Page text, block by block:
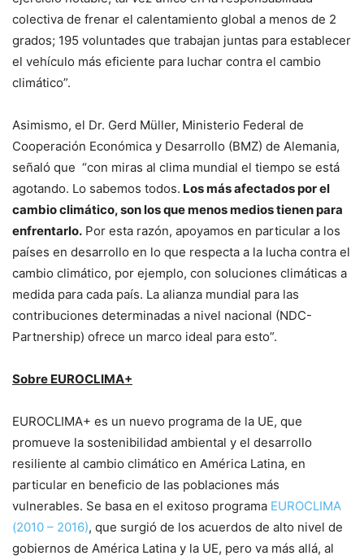
colectiva de frenar el calentamiento global a menos de 2
grados; 195 voluntades que trabajan juntas para establecer
el vehículo más eficiente para luchar contra el cambio
climático”.
Asimismo, el Dr. Gerd Müller, Ministerio Federal de
Cooperación Económica y Desarrollo (BMZ) de Alemania,
señaló que “con miras al clima mundial el tiempo se está
agotando. Lo sabemos todos. Los más afectados por el
cambio climático, son los que menos medios tienen para
enfrentarlo. Por esta razón, apoyamos en particular a los
países en desarrollo en lo que respecta a la lucha contra el
cambio climático, por ejemplo, con soluciones climáticas a
medida para cada país. La alianza mundial para las
contribuciones determinadas a nivel nacional (NDC-
Partnership) ofrece un marco ideal para esto”.
Sobre EUROCLIMA+
EUROCLIMA+ es un nuevo programa de la UE, que
promueve la sostenibilidad ambiental y el desarrollo
resiliente al cambio climático en América Latina, en
particular en beneficio de las poblaciones más
vulnerables. Se basa en el exitoso programa EUROCLIMA
(2010 – 2016), que surgió de los acuerdos de alto nivel de
gobiernos de América Latina y la UE, pero va más allá, al